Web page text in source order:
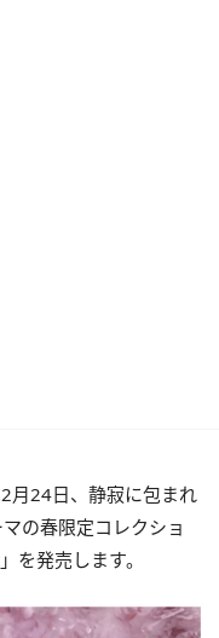
月24日、静寂に包まれ
の春限定コレクショ
発売します。